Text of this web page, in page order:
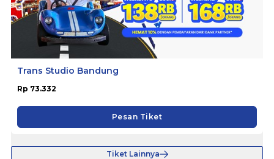
Trans Studio Bandung
Rp 73.332
Pesan Tiket
Tiket Lainnya